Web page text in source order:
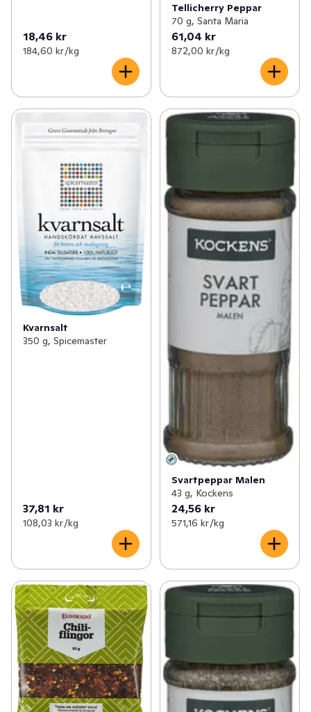
18,46 kr
184,60 kr /kg
Tellicherry Peppar
70 g, Santa Maria
61,04 kr
872,00 kr /kg
Kvarnsalt
350 g, Spicemaster
37,81 kr
108,03 kr /kg
Svartpeppar Malen
43 g, Kockens
24,56 kr
571,16 kr /kg